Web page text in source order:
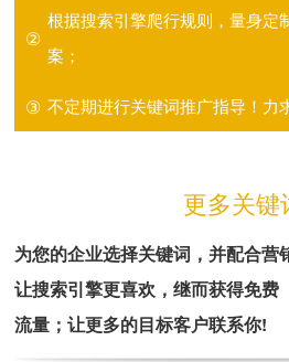
②
根据搜索引擎爬行规则，量身定
案；
③ 不定期进行关键词推广指导！力
更多关键
为您的企业选择关键词，并配合营
让搜索引擎更喜欢，继而获得免费
流量；让更多的目标客户联系你!